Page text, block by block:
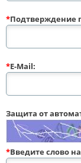
*Подтверждение
*E-Mail:
Защита от
*Введите слово